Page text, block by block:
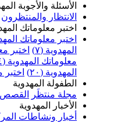
الأسئلة والأجوبة
الانتظار والمنتظرون
اختبر معلوماتك
اختبر معلوماتك
المهدوية (٧)
اختبر
معلوماتك المهدوية (١٤)
المهدوية (٢٠)
اختبر
الطفولة المهدوية
مجلة منتظَر
القصص
الأخبار المهدوية
أخبار ونشاطات